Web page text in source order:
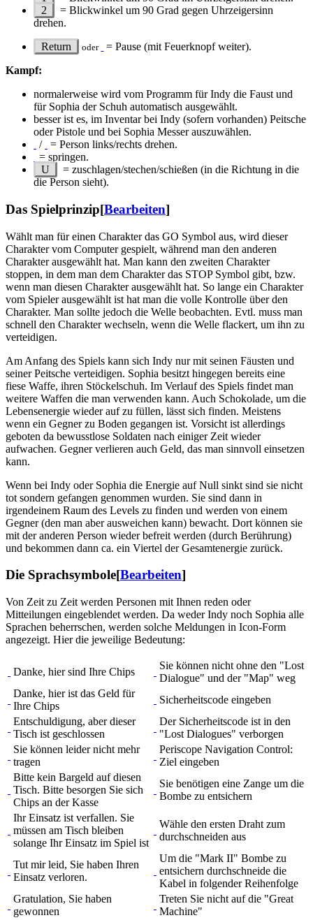
2
= Blickwinkel um 90 Grad gegen Uhrzeigersinn
drehen.
Return
oder
= Pause (mit Feuerknopf weiter).
Kampf:
normalerweise wird vom Programm für Indy die Faust und
für Sophia der Schuh automatisch ausgewählt.
besser ist es, im Inventar bei Indy (sofern vorhanden) Peitsche
oder Pistole und bei Sophia Messer auszuwählen.
/
= Person links/rechts drehen.
= springen.
U
= zuschlagen/stechen/schießen (in die Richtung in die
die Person sieht).
Das Spielprinzip[Bearbeiten]
Wählt man für einen Charakter das GO Symbol aus, wird dieser
Charakter vom Computer gespielt, während man den anderen
Charakter ausgewählt hat. Man kann den zweiten Charakter
stoppen, in dem man dem Charakter das STOP Symbol gibt, bzw.
wenn man diesen Charakter ausgewählt hat. So lange ein Charakter
vom Spieler ausgewählt ist hat man die volle Kontrolle über den
Charakter. Man sollte jedoch die Welle beobachten. Evtl. muss man
schnell den Charakter wechseln, wenn die Welle flackert, um ihn zu
verteidigen.
Am Anfang des Spiels kann sich Indy nur mit seinen Fäusten und
seiner Peitsche verteidigen. Sophia besitzt hingegen bereits eine
fiese Waffe, ihren Stöckelschuh. Im Verlauf des Spiels findet man
weitere Waffen die man verwenden kann. Auch Schokolade, um die
Lebensenergie wieder auf zu füllen, lässt sich finden. Meistens
wenn ein Gegner zu Boden gegangen ist. Vorsicht ist allerdings
geboten da bewusstlose Soldaten nach einiger Zeit wieder
aufwachen. Gegner verlieren auch Geld, das man sinnvoll einsetzen
kann.
Wenn bei Indy oder Sophia die Energie auf Null sinkt sind sie nicht
tot sondern gefangen genommen wurden. Sie sind dann in
irgendeinem Raum des Levels zu finden und werden von einem
Gegner (den man aber ausweichen kann) bewacht. Dort können sie
mit der anderen Person wieder befreit werden (durch Berührung)
und bekommen dann ca. ein Viertel der Gesamtenergie zurück.
Die Sprachsymbole[Bearbeiten]
Von Zeit zu Zeit werden Personen mit Ihnen reden oder
Mitteilungen eingeblendet werden. Da weder Indy noch Sophia alle
Sprachen beherrschen, werden solche Meldungen in Icon-Form
angezeigt. Hier die jeweilige Bedeutung:
Danke, hier sind Ihre Chips
Sie können nicht ohne den "Lost
Dialogue" und der "Map" weg
Danke, hier ist das Geld für
Ihre Chips
Sicherheitscode eingeben
Entschuldigung, aber dieser
Tisch ist geschlossen
Der Sicherheitscode ist in den
"Lost Dialogues" verborgen
Sie können leider nicht mehr
tragen
Periscope Navigation Control:
Ziel eingeben
Bitte kein Bargeld auf diesen
Tisch. Bitte besorgen Sie sich
Chips an der Kasse
Sie benötigen eine Zange um die
Bombe zu entsichern
Ihr Einsatz ist verfallen. Sie
müssen am Tisch bleiben
solange Ihr Einsatz im Spiel ist
Wähle den ersten Draht zum
durchschneiden aus
Tut mir leid, Sie haben Ihren
Einsatz verloren.
Um die "Mark II" Bombe zu
entsichern durchschneide die
Kabel in folgender Reihenfolge
Gratulation, Sie haben
gewonnen
Treten Sie nicht auf die "Great
Machine"